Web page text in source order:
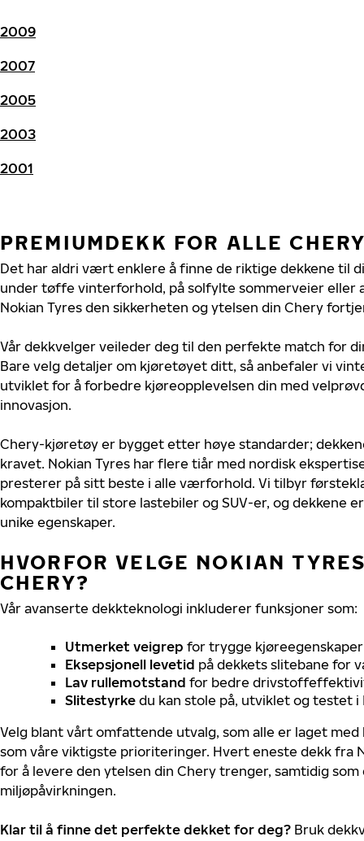
2009
2007
2005
2003
2001
PREMIUMDEKK FOR ALLE
Det har aldri vært enklere å finne de riktige dekkene til
under tøffe vinterforhold, på solfylte sommerveier eller
Nokian Tyres den sikkerheten og ytelsen din Chery
Vår dekkvelger veileder deg til den perfekte match for
Bare velg detaljer om kjøretøyet ditt, så anbefaler vi
utviklet for å forbedre kjøreopplevelsen din med
innovasjon.
Chery-kjøretøy er bygget etter høye standarder;
kravet. Nokian Tyres har flere tiår med nordisk
presterer på sitt beste i alle værforhold. Vi tilbyr
kompaktbiler til store lastebiler og SUV-er, og dekkene
unike egenskaper.
HVORFOR VELGE NOKIAN
CHERY?
Vår avanserte dekkteknologi inkluderer funksjoner som:
Utmerket veigrep for trygge
Eksepsjonell levetid på dekkets slitebane for
Lav rullemotstand for bedre
Slitestyrke du kan stole på, utviklet og testet i
Velg blant vårt omfattende utvalg, som alle er laget
som våre viktigste prioriteringer. Hvert eneste dekk fra
for å levere den ytelsen din Chery trenger, samtidig
miljøpåvirkningen.
Klar til å finne det perfekte dekket for deg? Bruk